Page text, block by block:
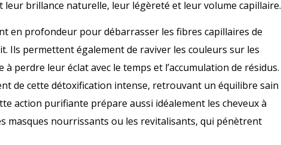
leur brillance naturelle, leur légèreté et leur volume capillaire.
en profondeur pour débarrasser les fibres capillaires de
Ils permettent également de raviver les couleurs sur les
perdre leur éclat avec le temps et l’accumulation de résidus.
de cette détoxification intense, retrouvant un équilibre sain
action purifiante prépare aussi idéalement les cheveux à
masques nourrissants ou les revitalisants, qui pénètrent